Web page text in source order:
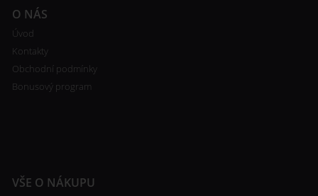
O NÁS
Úvod
Kontakty
Obchodní podmínky
Bonusový program
VŠE O NÁKUPU